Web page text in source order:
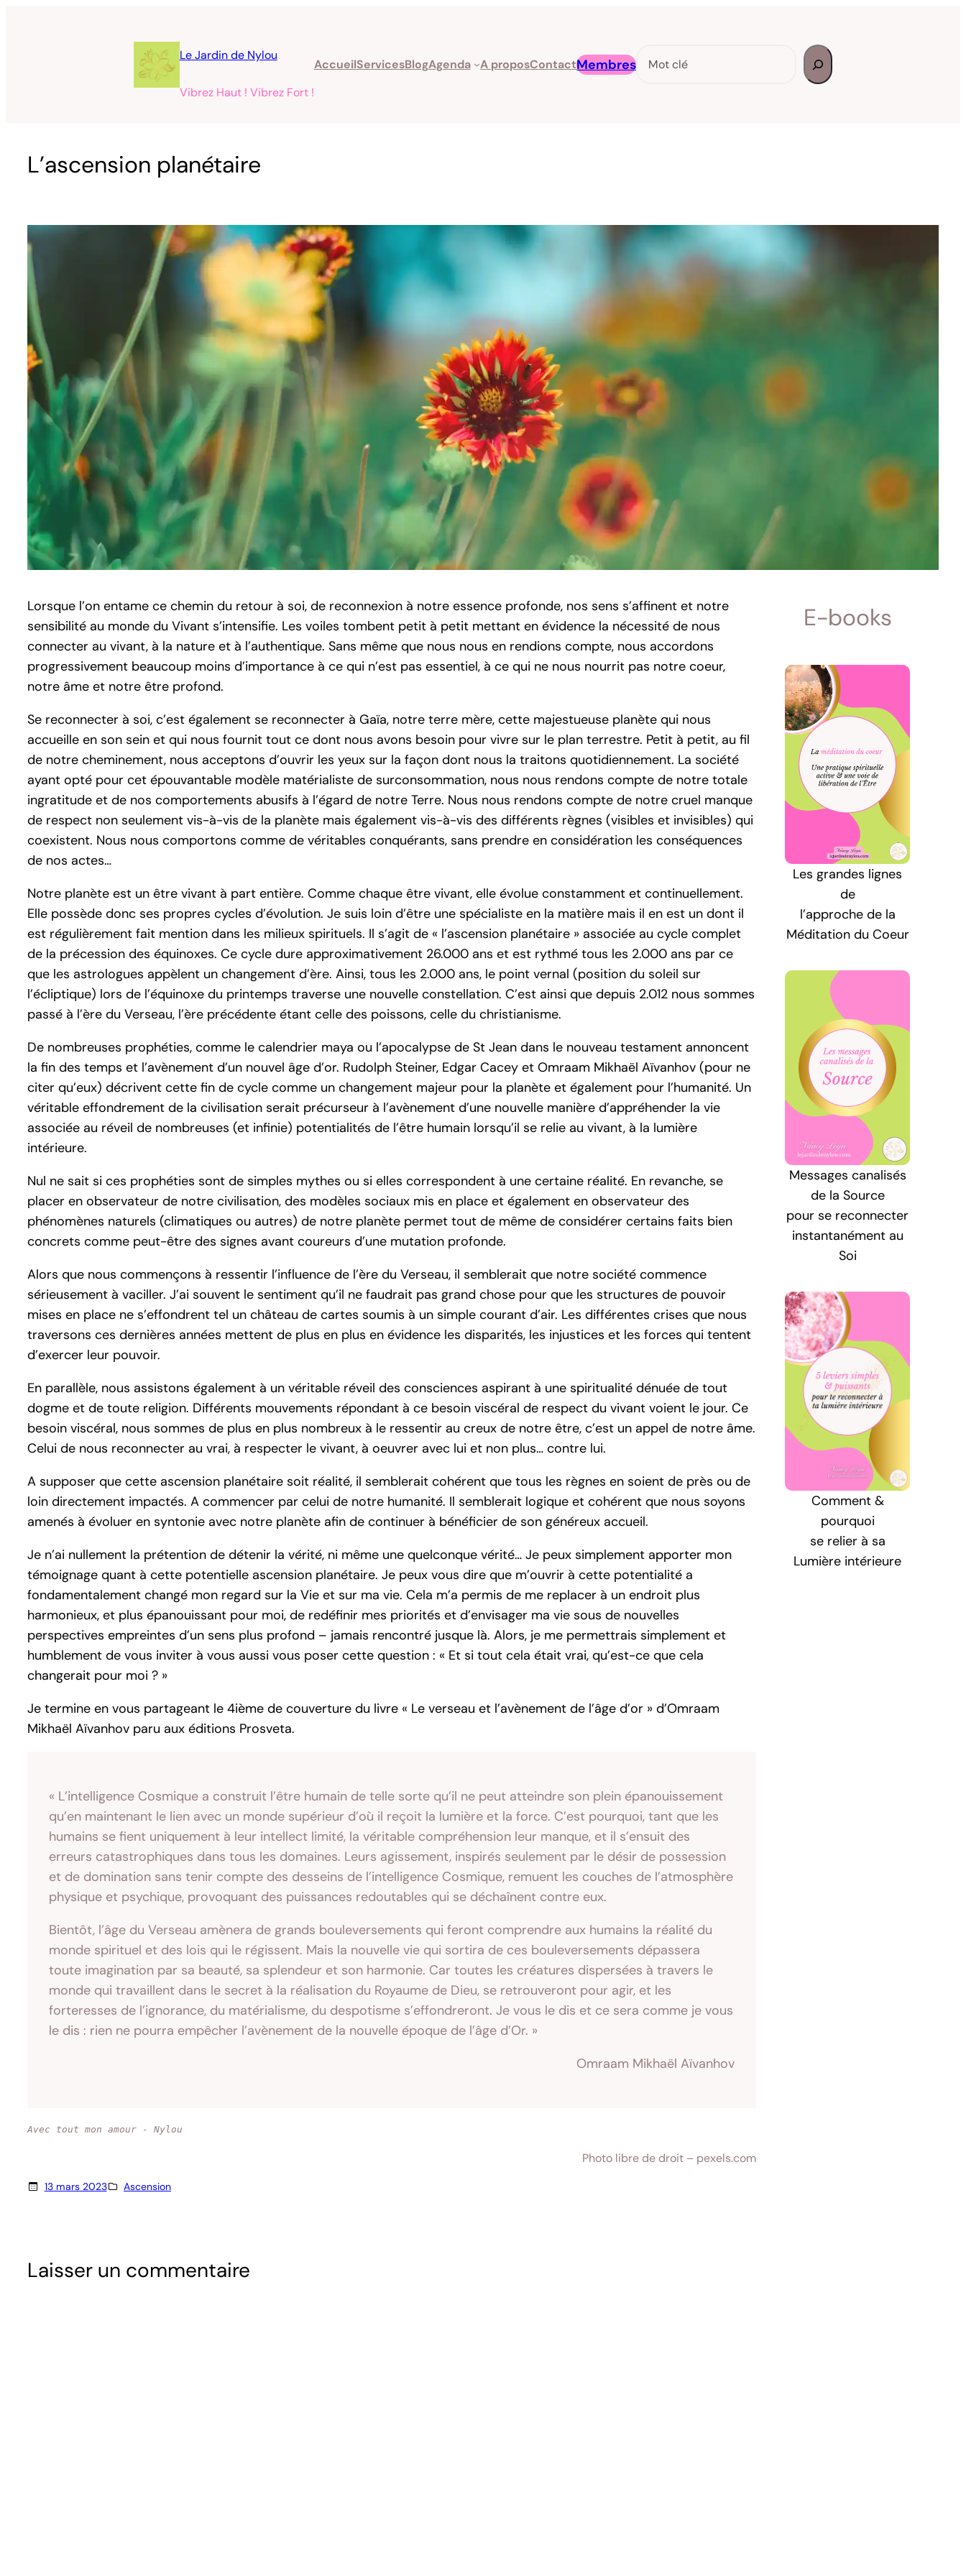
Le Jardin de Nylou
Vibrez Haut ! Vibrez Fort !
AccueilServicesBlogAgenda A proposContactMembres
L’ascension planétaire
Lorsque l’on entame ce chemin du retour à soi, de reconnexion à notre essence profonde, nos sens s’affinent et notre
sensibilité au monde du Vivant s’intensifie. Les voiles tombent petit à petit mettant en évidence la nécessité de nous
connecter au vivant, à la nature et à l’authentique. Sans même que nous nous en rendions compte, nous accordons
progressivement beaucoup moins d’importance à ce qui n’est pas essentiel, à ce qui ne nous nourrit pas notre coeur,
notre âme et notre être profond.
Se reconnecter à soi, c’est également se reconnecter à Gaïa, notre terre mère, cette majestueuse planète qui nous
accueille en son sein et qui nous fournit tout ce dont nous avons besoin pour vivre sur le plan terrestre. Petit à petit, au fil
de notre cheminement, nous acceptons d’ouvrir les yeux sur la façon dont nous la traitons quotidiennement. La société
ayant opté pour cet épouvantable modèle matérialiste de surconsommation, nous nous rendons compte de notre totale
ingratitude et de nos comportements abusifs à l’égard de notre Terre. Nous nous rendons compte de notre cruel manque
de respect non seulement vis-à-vis de la planète mais également vis-à-vis des différents règnes (visibles et invisibles) qui
coexistent. Nous nous comportons comme de véritables conquérants, sans prendre en considération les conséquences
de nos actes…
Notre planète est un être vivant à part entière. Comme chaque être vivant, elle évolue constamment et continuellement.
Elle possède donc ses propres cycles d’évolution. Je suis loin d’être une spécialiste en la matière mais il en est un dont il
est régulièrement fait mention dans les milieux spirituels. Il s’agit de « l’ascension planétaire » associée au cycle complet
de la précession des équinoxes. Ce cycle dure approximativement 26.000 ans et est rythmé tous les 2.000 ans par ce
que les astrologues appèlent un changement d’ère. Ainsi, tous les 2.000 ans, le point vernal (position du soleil sur
l’écliptique) lors de l’équinoxe du printemps traverse une nouvelle constellation. C’est ainsi que depuis 2.012 nous sommes
passé à l’ère du Verseau, l’ère précédente étant celle des poissons, celle du christianisme.
De nombreuses prophéties, comme le calendrier maya ou l’apocalypse de St Jean dans le nouveau testament annoncent
la fin des temps et l’avènement d’un nouvel âge d’or. Rudolph Steiner, Edgar Cacey et Omraam Mikhaël Aïvanhov (pour ne
citer qu’eux) décrivent cette fin de cycle comme un changement majeur pour la planète et également pour l’humanité. Un
véritable effondrement de la civilisation serait précurseur à l’avènement d’une nouvelle manière d’appréhender la vie
associée au réveil de nombreuses (et infinie) potentialités de l’être humain lorsqu’il se relie au vivant, à la lumière
intérieure.
Nul ne sait si ces prophéties sont de simples mythes ou si elles correspondent à une certaine réalité. En revanche, se
placer en observateur de notre civilisation, des modèles sociaux mis en place et également en observateur des
phénomènes naturels (climatiques ou autres) de notre planète permet tout de même de considérer certains faits bien
concrets comme peut-être des signes avant coureurs d’une mutation profonde.
Alors que nous commençons à ressentir l’influence de l’ère du Verseau, il semblerait que notre société commence
sérieusement à vaciller. J’ai souvent le sentiment qu’il ne faudrait pas grand chose pour que les structures de pouvoir
mises en place ne s’effondrent tel un château de cartes soumis à un simple courant d’air. Les différentes crises que nous
traversons ces dernières années mettent de plus en plus en évidence les disparités, les injustices et les forces qui tentent
d’exercer leur pouvoir.
En parallèle, nous assistons également à un véritable réveil des consciences aspirant à une spiritualité dénuée de tout
dogme et de toute religion. Différents mouvements répondant à ce besoin viscéral de respect du vivant voient le jour. Ce
besoin viscéral, nous sommes de plus en plus nombreux à le ressentir au creux de notre être, c’est un appel de notre âme.
Celui de nous reconnecter au vrai, à respecter le vivant, à oeuvrer avec lui et non plus… contre lui.
A supposer que cette ascension planétaire soit réalité, il semblerait cohérent que tous les règnes en soient de près ou de
loin directement impactés. A commencer par celui de notre humanité. Il semblerait logique et cohérent que nous soyons
amenés à évoluer en syntonie avec notre planète afin de continuer à bénéficier de son généreux accueil.
Je n’ai nullement la prétention de détenir la vérité, ni même une quelconque vérité… Je peux simplement apporter mon
témoignage quant à cette potentielle ascension planétaire. Je peux vous dire que m’ouvrir à cette potentialité a
fondamentalement changé mon regard sur la Vie et sur ma vie. Cela m’a permis de me replacer à un endroit plus
harmonieux, et plus épanouissant pour moi, de redéfinir mes priorités et d’envisager ma vie sous de nouvelles
perspectives empreintes d’un sens plus profond – jamais rencontré jusque là. Alors, je me permettrais simplement et
humblement de vous inviter à vous aussi vous poser cette question : « Et si tout cela était vrai, qu’est-ce que cela
changerait pour moi ? »
Je termine en vous partageant le 4ième de couverture du livre « Le verseau et l’avènement de l’âge d’or » d’Omraam
Mikhaël Aïvanhov paru aux éditions Prosveta.
« L’intelligence Cosmique a construit l’être humain de telle sorte qu’il ne peut atteindre son plein épanouissement
qu’en maintenant le lien avec un monde supérieur d’où il reçoit la lumière et la force. C’est pourquoi, tant que les
humains se fient uniquement à leur intellect limité, la véritable compréhension leur manque, et il s’ensuit des
erreurs catastrophiques dans tous les domaines. Leurs agissement, inspirés seulement par le désir de possession
et de domination sans tenir compte des desseins de l’intelligence Cosmique, remuent les couches de l’atmosphère
physique et psychique, provoquant des puissances redoutables qui se déchaînent contre eux.
Bientôt, l’âge du Verseau amènera de grands bouleversements qui feront comprendre aux humains la réalité du
monde spirituel et des lois qui le régissent. Mais la nouvelle vie qui sortira de ces bouleversements dépassera
toute imagination par sa beauté, sa splendeur et son harmonie. Car toutes les créatures dispersées à travers le
monde qui travaillent dans le secret à la réalisation du Royaume de Dieu, se retrouveront pour agir, et les
forteresses de l’ignorance, du matérialisme, du despotisme s’effondreront. Je vous le dis et ce sera comme je vous
le dis : rien ne pourra empêcher l’avènement de la nouvelle époque de l’âge d’Or. »
Omraam Mikhaël Aïvanhov
Avec tout mon amour - Nylou
Photo libre de droit – pexels.com
E-books
Les grandes lignes
de
l’approche de la
Méditation du Coeur
Messages canalisés
de la Source
pour se reconnecter
instantanément au
Soi
Comment &
pourquoi
se relier à sa
Lumière intérieure
13 mars 2023 Ascension
Laisser un commentaire